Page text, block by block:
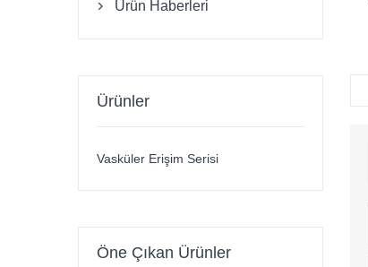
 Ürün Haberleri
Ürünler
Vasküler Erişim Serisi
Öne Çıkan Ürünler